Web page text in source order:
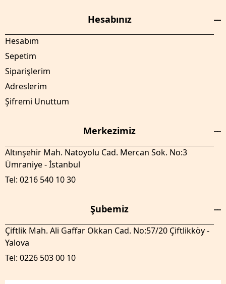
Hesabınız
Hesabım
Sepetim
Siparişlerim
Adreslerim
Şifremi Unuttum
Merkezimiz
Altınşehir Mah. Natoyolu Cad. Mercan Sok. No:3
Ümraniye - İstanbul
Tel: 0216 540 10 30
Şubemiz
Çiftlik Mah. Ali Gaffar Okkan Cad. No:57/20 Çiftlikköy -
Yalova
Tel: 0226 503 00 10